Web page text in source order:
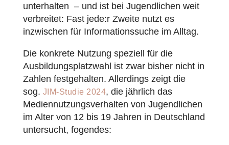
unterhalten – und ist bei Jugendlichen weit
verbreitet: Fast jede:r Zweite nutzt es
inzwischen für Informationssuche im Alltag.
Die konkrete Nutzung speziell für die
Ausbildungsplatzwahl ist zwar bisher nicht in
Zahlen festgehalten. Allerdings zeigt die
sog. JIM-Studie 2024, die jährlich das
Mediennutzungsverhalten von Jugendlichen
im Alter von 12 bis 19 Jahren in Deutschland
untersucht, fogendes: